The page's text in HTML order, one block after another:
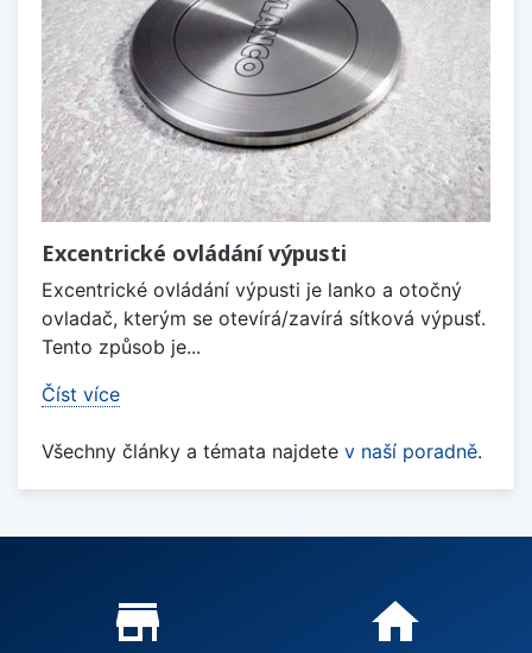
Excentrické ovládání výpusti
Excentrické ovládání výpusti je lanko a otočný
ovladač, kterým se otevírá/zavírá sítková výpusť.
Tento způsob je...
Číst více
Všechny články a témata najdete v naší poradně.
Proč nakupovat u nás?
store_mall_directory home